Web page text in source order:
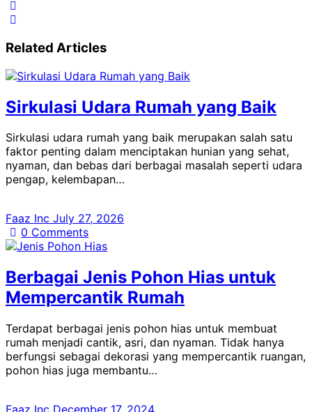
Related Articles
Sirkulasi Udara Rumah yang Baik
Sirkulasi udara rumah yang baik merupakan salah satu
faktor penting dalam menciptakan hunian yang sehat,
nyaman, dan bebas dari berbagai masalah seperti udara
pengap, kelembapan…
Faaz Inc July 27, 2026
0 Comments
Berbagai Jenis Pohon Hias untuk
Mempercantik Rumah
Terdapat berbagai jenis pohon hias untuk membuat
rumah menjadi cantik, asri, dan nyaman. Tidak hanya
berfungsi sebagai dekorasi yang mempercantik ruangan,
pohon hias juga membantu…